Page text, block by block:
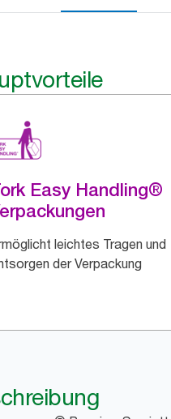
Easy Handling®
leichtes Tragen und
der Verpackung